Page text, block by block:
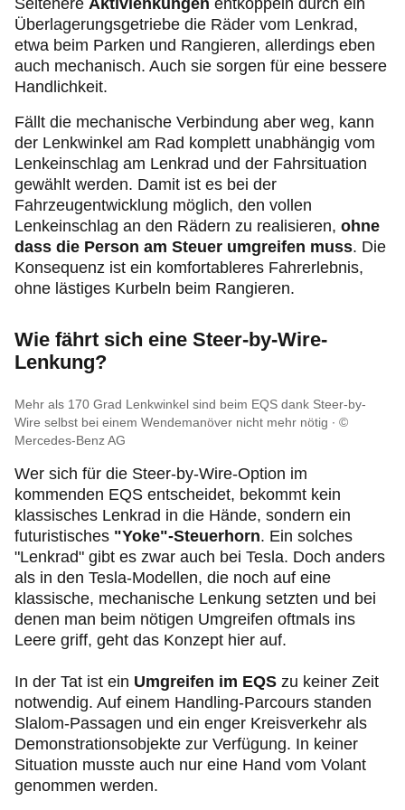
Seltenere Aktivlenkungen entkoppeln durch ein
Überlagerungsgetriebe die Räder vom Lenkrad,
etwa beim Parken und Rangieren, allerdings eben
auch mechanisch. Auch sie sorgen für eine bessere
Handlichkeit.
Fällt die mechanische Verbindung aber weg, kann
der Lenkwinkel am Rad komplett unabhängig vom
Lenkeinschlag am Lenkrad und der Fahrsituation
gewählt werden. Damit ist es bei der
Fahrzeugentwicklung möglich, den vollen
Lenkeinschlag an den Rädern zu realisieren, ohne
dass die Person am Steuer umgreifen muss. Die
Konsequenz ist ein komfortableres Fahrerlebnis,
ohne lästiges Kurbeln beim Rangieren.
Wie fährt sich eine Steer-by-Wire-
Lenkung?
Mehr als 170 Grad Lenkwinkel sind beim EQS dank Steer-by-
Wire selbst bei einem Wendemanöver nicht mehr nötig
©
Mercedes-Benz AG
Wer sich für die Steer-by-Wire-Option im
kommenden EQS entscheidet, bekommt kein
klassisches Lenkrad in die Hände, sondern ein
futuristisches "Yoke"-Steuerhorn. Ein solches
"Lenkrad" gibt es zwar auch bei Tesla. Doch anders
als in den Tesla-Modellen, die noch auf eine
klassische, mechanische Lenkung setzten und bei
denen man beim nötigen Umgreifen oftmals ins
Leere griff, geht das Konzept hier auf.
In der Tat ist ein Umgreifen im EQS zu keiner Zeit
notwendig. Auf einem Handling-Parcours standen
Slalom-Passagen und ein enger Kreisverkehr als
Demonstrationsobjekte zur Verfügung. In keiner
Situation musste auch nur eine Hand vom Volant
genommen werden.